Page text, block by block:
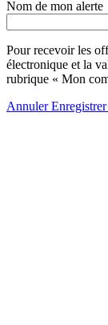
Nom de mon alerte
Pour recevoir les
électronique et la
rubrique « Mon
Annuler